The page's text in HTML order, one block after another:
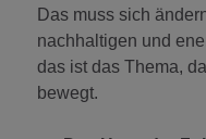
Das muss sich
nachhaltigen und
das ist das Thema,
bewegt.